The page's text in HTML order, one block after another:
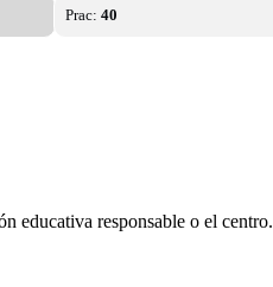
Prac:40
educativa responsable o el centro.